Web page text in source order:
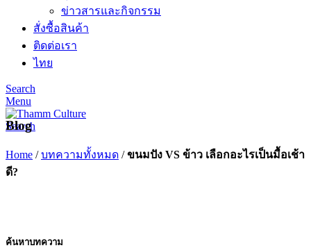
ข่าวสารและกิจกรรม
สั่งซื้อสินค้า
ติดต่อเรา
ไทย
Search
Menu
Search
Blog
Home /บทความทั้งหมด /ขนมปัง VS ข้าว เลือกอะไรเป็นมื้อเช้า
ดี?
ค้นหาบทความ